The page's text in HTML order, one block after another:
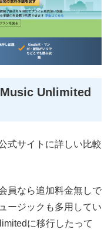
Unlimited
式サイトに詳しい比較
員なら追加料金無しで
ージックも多用してい
に移行したって